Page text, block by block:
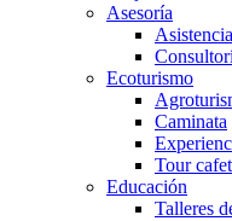
Asesoría
Ecoturismo
Caminata
Tour
Educación
Talleres